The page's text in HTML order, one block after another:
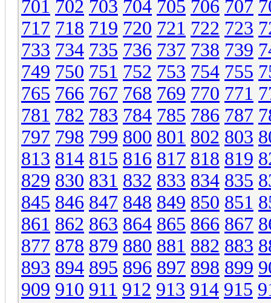
701 702 703 704 705 706 707
717 718 719 720 721 722 723
733 734 735 736 737 738 739
749 750 751 752 753 754 755
765 766 767 768 769 770 771
781 782 783 784 785 786 787
797 798 799 800 801 802 803
813 814 815 816 817 818 819
829 830 831 832 833 834 835
845 846 847 848 849 850 851
861 862 863 864 865 866 867
877 878 879 880 881 882 883
893 894 895 896 897 898 899
909 910 911 912 913 914 915